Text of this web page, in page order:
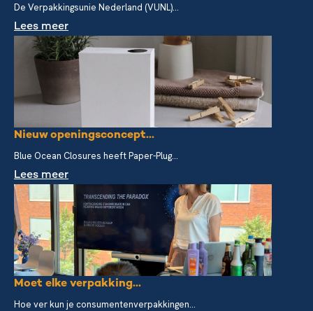
De Verpakkingsunie Nederland (VUNL)...
Lees meer
Nieuw openingsconcept...
Blue Ocean Closures heeft Paper-Plug...
Lees meer
Moet elke verpakking...
Hoe ver kun je consumentenverpakkingen...